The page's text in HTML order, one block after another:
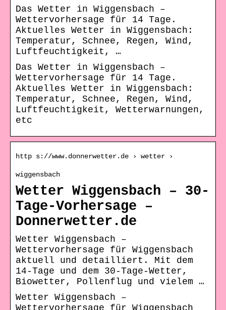
Das Wetter in Wiggensbach –
Wettervorhersage für 14 Tage.
Aktuelles Wetter in Wiggensbach:
Temperatur, Schnee, Regen, Wind,
Luftfeuchtigkeit, …
Das Wetter in Wiggensbach –
Wettervorhersage für 14 Tage.
Aktuelles Wetter in Wiggensbach:
Temperatur, Schnee, Regen, Wind,
Luftfeuchtigkeit, Wetterwarnungen,
etc
http s://www.donnerwetter.de › wetter ›
wiggensbach
Wetter Wiggensbach – 30-
Tage-Vorhersage –
Donnerwetter.de
Wetter Wiggensbach –
Wettervorhersage für Wiggensbach
aktuell und detailliert. Mit dem
14-Tage und dem 30-Tage-Wetter,
Biowetter, Pollenflug und vielem …
Wetter Wiggensbach –